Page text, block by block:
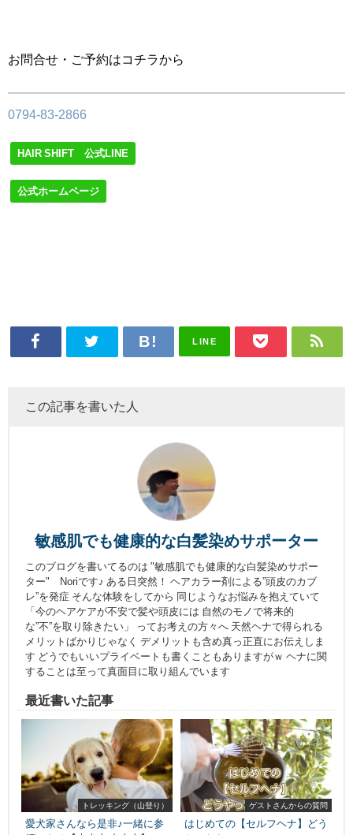
お問合せ・ご予約はコチラから
0794-83-2866
HAIR SHIFT 公式LINE
公式ホームページ
LINE
この記事を書いた人
敏感肌でも健康的な白髪染めサポーター
このブログを書いてるのは "敏感肌でも健康的な白髪染めサポー
ター" Noriです♪ ある日突然！ ヘアカラー剤による”頭皮のカブ
レ”を発症 そんな体験をしてから 同じようなお悩みを抱えていて
「今のヘアケアが不安で髪や頭皮には 自然のモノで将来的
な”不”を取り除きたい」 ってお考えの方々へ 天然ヘナで得られる
メリットばかりじゃなく デメリットも含め真っ正直にお伝えしま
す どうでもいいプライベートも書くこともありますがｗ ヘナに関
することは至って真面目に取り組んでいます
最近書いた記事
トレッキング（山登り）
愛犬家さんなら是非♪一緒に参
ゲストさんからの質問
はじめての【セルフヘナ】どう